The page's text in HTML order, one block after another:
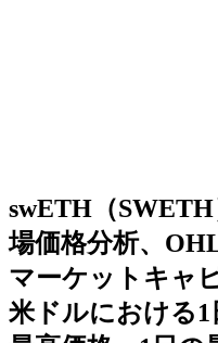
swETH（
場価格分析、
マーケットキャ
米ドルにおける1